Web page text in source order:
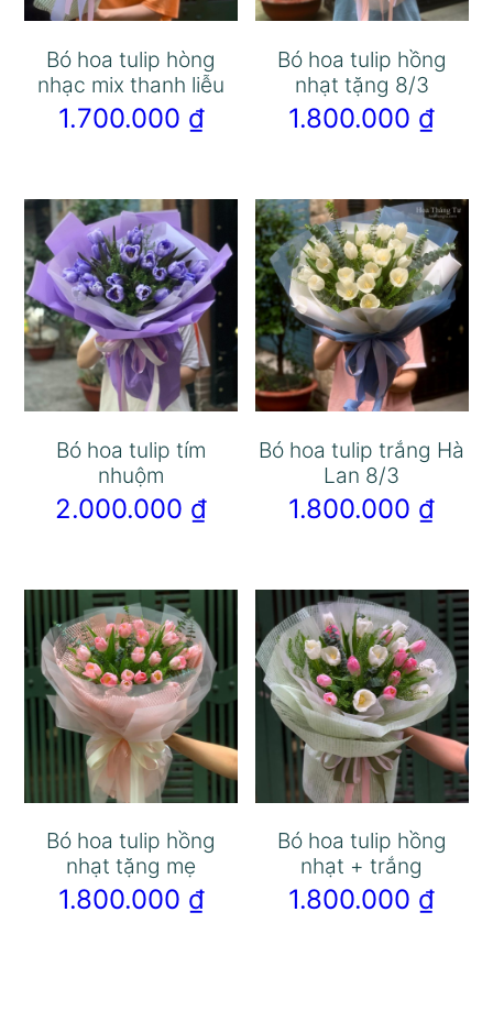
Bó hoa tulip hòng
nhạc mix thanh liễu
1.700.000 ₫
Bó hoa tulip hồng
nhạt tặng 8/3
1.800.000 ₫
Bó hoa tulip tím
nhuộm
2.000.000 ₫
Bó hoa tulip trắng Hà
Lan 8/3
1.800.000 ₫
Bó hoa tulip hồng
nhạt tặng mẹ
1.800.000 ₫
Bó hoa tulip hồng
nhạt + trắng
1.800.000 ₫